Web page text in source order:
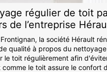
régulier de toit
de l’entreprise
la société Hérault
qualité à propos du
le toit régulièrement afin
comme le toit assure le confort